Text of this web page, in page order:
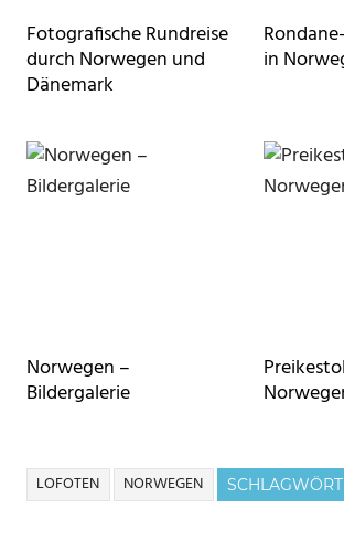
Fotografische Rundreise
durch Norwegen und
Dänemark
in
Norwegen –
Bildergalerie
LOFOTEN NORWEGEN